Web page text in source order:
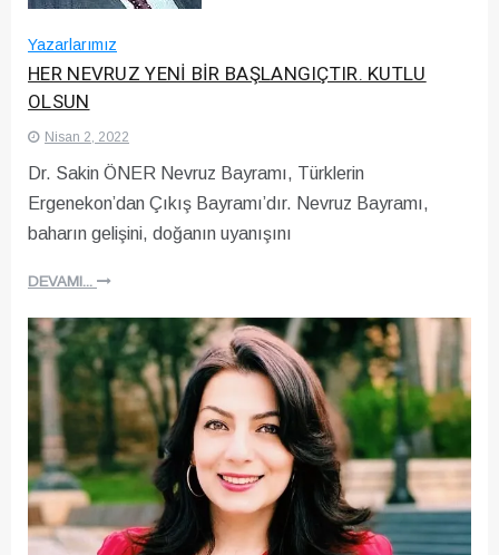
Yazarlarımız
HER NEVRUZ YENİ BİR BAŞLANGIÇTIR. KUTLU
OLSUN
Nisan 2, 2022
Dr. Sakin ÖNER Nevruz Bayramı, Türklerin
Ergenekon’dan Çıkış Bayramı’dır. Nevruz Bayramı,
baharın gelişini, doğanın uyanışını
DEVAMI...